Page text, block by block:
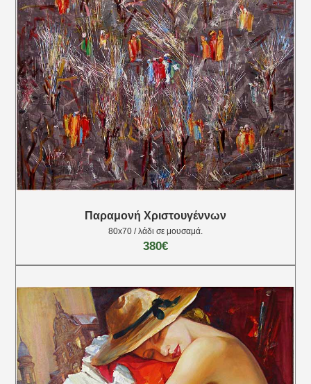
Παραμονή Χριστουγέννων
80x70 / λάδι σε μουσαμά.
380€